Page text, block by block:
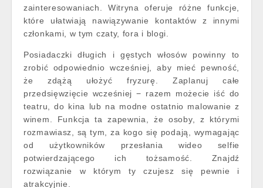
zainteresowaniach. Witryna oferuje różne funkcje,
które ułatwiają nawiązywanie kontaktów z innymi
członkami, w tym czaty, fora i blogi.
Posiadaczki długich i gęstych włosów powinny to
zrobić odpowiednio wcześniej, aby mieć pewność,
że zdążą ułożyć fryzurę. Zaplanuj całe
przedsięwzięcie wcześniej − razem możecie iść do
teatru, do kina lub na modne ostatnio malowanie z
winem. Funkcja ta zapewnia, że osoby, z którymi
rozmawiasz, są tym, za kogo się podają, wymagając
od użytkowników przesłania wideo selfie
potwierdzającego ich tożsamość. Znajdź
rozwiązanie w którym ty czujesz się pewnie i
atrakcyjnie.